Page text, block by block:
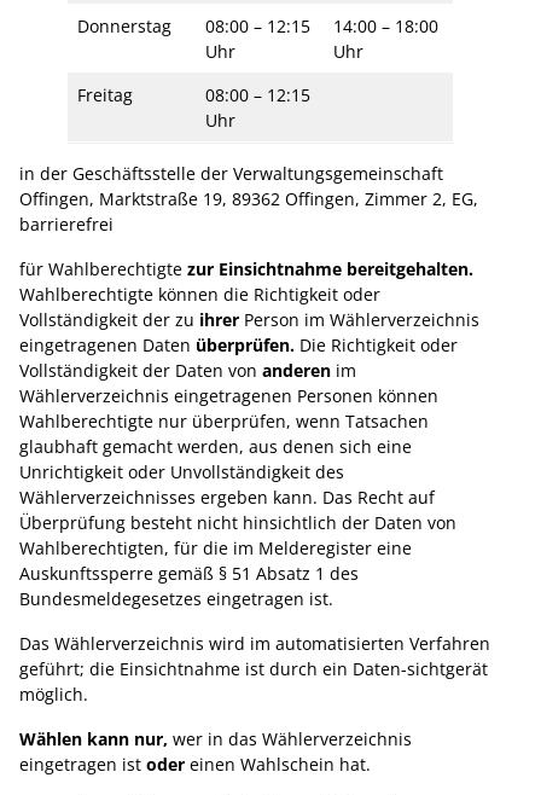
Donnerstag
08:00 – 12:15
Uhr
14:00 – 18:00
Uhr
Freitag
08:00 – 12:15
Uhr
in der Geschäftsstelle der Verwaltungsgemeinschaft
Offingen, Marktstraße 19, 89362 Offingen, Zimmer 2, EG,
barrierefrei
für Wahlberechtigte zur Einsichtnahme bereitgehalten.
Wahlberechtigte können die Richtigkeit oder
Vollständigkeit der zu ihrer Person im Wählerverzeichnis
eingetragenen Daten überprüfen. Die Richtigkeit oder
Vollständigkeit der Daten von anderen im
Wählerverzeichnis eingetragenen Personen können
Wahlberechtigte nur überprüfen, wenn Tatsachen
glaubhaft gemacht werden, aus denen sich eine
Unrichtigkeit oder Unvollständigkeit des
Wählerverzeichnisses ergeben kann. Das Recht auf
Überprüfung besteht nicht hinsichtlich der Daten von
Wahlberechtigten, für die im Melderegister eine
Auskunftssperre gemäß § 51 Absatz 1 des
Bundesmeldegesetzes eingetragen ist.
Das Wählerverzeichnis wird im automatisierten Verfahren
geführt; die Einsichtnahme ist durch ein Daten-sichtgerät
möglich.
Wählen kann nur, wer in das Wählerverzeichnis
eingetragen ist oder einen Wahlschein hat.